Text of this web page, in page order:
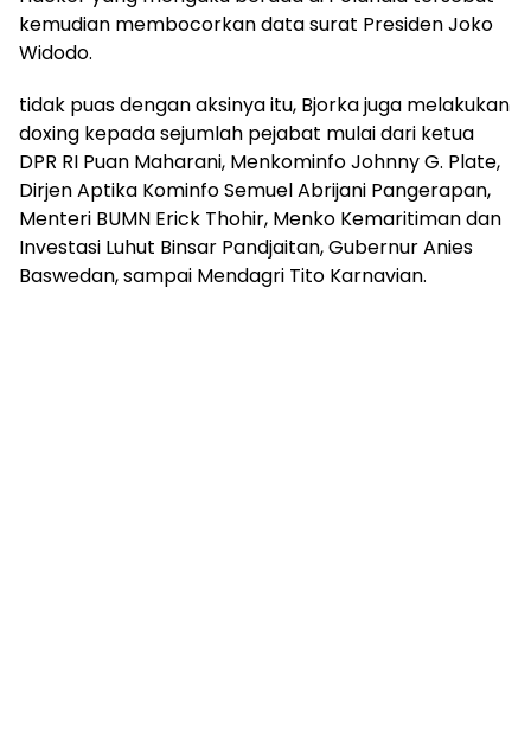
kemudian membocorkan data surat Presiden Joko
Widodo.
tidak puas dengan aksinya itu, Bjorka juga melakukan
doxing kepada sejumlah pejabat mulai dari ketua
DPR RI Puan Maharani, Menkominfo Johnny G. Plate,
Dirjen Aptika Kominfo Semuel Abrijani Pangerapan,
Menteri BUMN Erick Thohir, Menko Kemaritiman dan
Investasi Luhut Binsar Pandjaitan, Gubernur Anies
Baswedan, sampai Mendagri Tito Karnavian.